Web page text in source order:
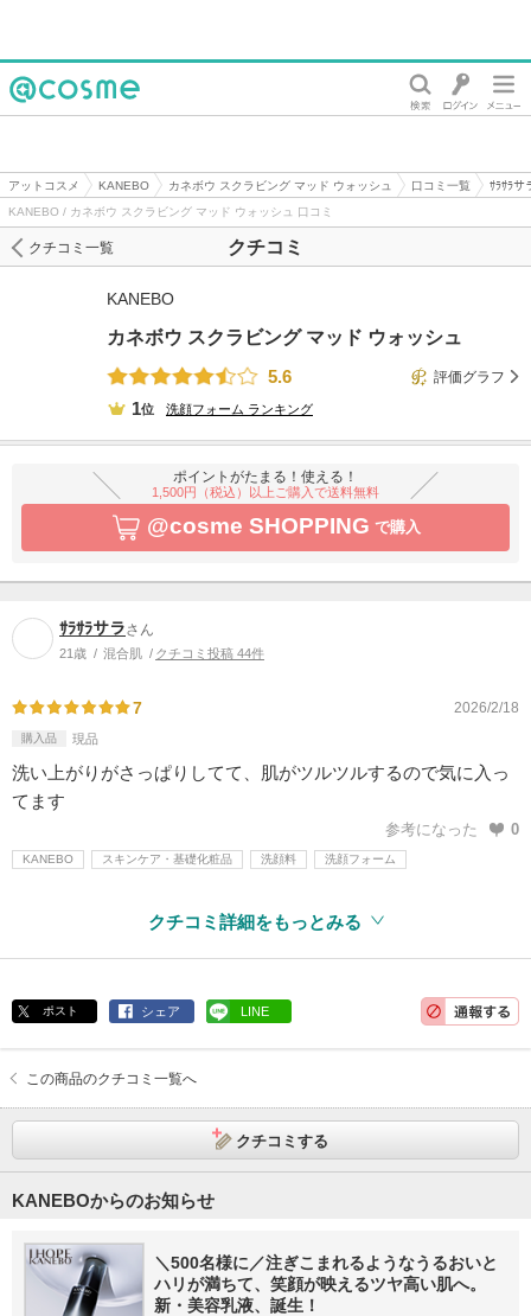
アットコスメ KANEBO カネボウ スクラビング マッド ウォッシュ 口コミ一覧
ｻﾗｻﾗサ
KANEBO / カネボウ スクラビング マッド ウォッシュ 口コミ
クチコミ
クチコミ一覧
KANEBO
カネボウ スクラビング マッド ウォッシュ
5.6
評価グラフ
1位 洗顔フォーム ランキング
ポイントがたまる！使える！
1,500円（税込）以上ご購入で送料無料
@cosme SHOPPING で購入
ｻﾗｻﾗサラさん
21歳 混合肌 クチコミ投稿 44件
7 2026/2/18
購入品 現品
洗い上がりがさっぱりしてて、肌がツルツルするので気に入っ
てます
参考になった 0
KANEBO スキンケア・基礎化粧品 洗顔料 洗顔フォーム
クチコミ詳細をもっとみる
ポスト シェア LINE
この商品のクチコミ一覧へ
クチコミする
KANEBOからのお知らせ
＼500名様に／注ぎこまれるようなうるおいと
ハリが満ちて、笑顔が映えるツヤ高い肌へ。
新・美容乳液、誕生！